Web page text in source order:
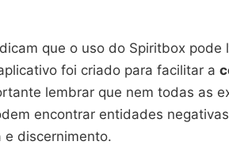
que o uso do Spiritbox pode
foi criado para facilitar a
lembrar que nem todas as
encontrar entidades
e discernimento.